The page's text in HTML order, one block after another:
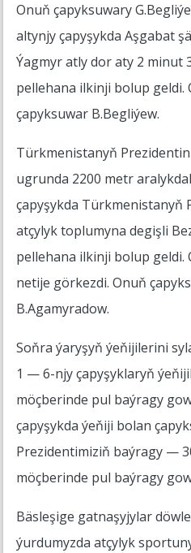
Onuň çapyksuwary
altynjy çapyşykda Aşgabat
Ýagmyr atly dor aty 2 minut
pellehana ilkinji bolup geldi.
çapyksuwar B.Begliýew.
Türkmenistanyň
ugrunda 2200 metr
çapyşykda Türkmenistanyň
atçylyk toplumyna degişli
pellehana ilkinji bolup geldi.
netije görkezdi. Onuň
B.Agamyradow.
Soňra ýaryşyň ýeňijilerini
1 — 6-njy çapyşyklaryň
möçberinde pul baýragy
çapyşykda ýeňiji bolan
Prezidentimiziň baýragy —
möçberinde pul baýragy
Bäsleşige gatnaşyjylar
ýurdumyzda atçylyk